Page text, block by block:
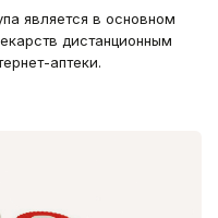
является в основном
дистанционным
аптеки.